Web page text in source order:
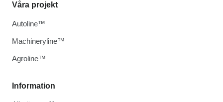
Information
Våra projekt
Autoline™
Machineryline™
Agroline™